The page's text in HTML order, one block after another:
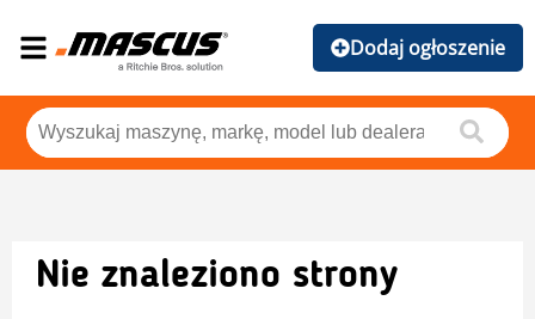
Dodaj ogłoszenie
Nie znaleziono strony